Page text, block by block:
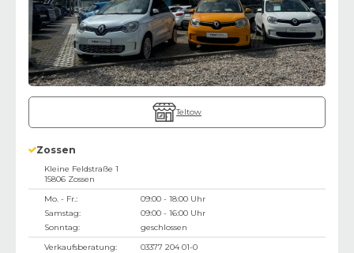
Teltow
Zossen
Kleine Feldstraße 1
15806 Zossen
Mo. - Fr.:
09:00 - 18:00 Uhr
Samstag:
09:00 - 16:00 Uhr
Sonntag:
geschlossen
Verkaufsberatung:
03377 204 01-0